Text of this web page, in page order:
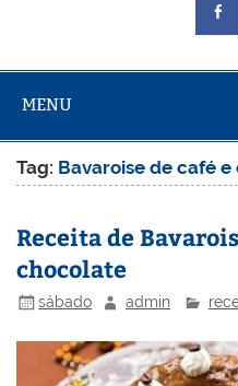
MENU
Tag: Bavaroise de café
Receita de
chocolate
sábado admin